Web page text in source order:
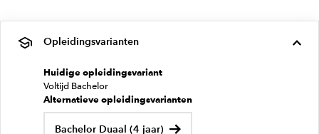
Opleidingsvarianten
Huidige opleidingsvariant
Voltijd Bachelor
Alternatieve opleidingsvarianten
Bachelor Duaal (4 jaar)